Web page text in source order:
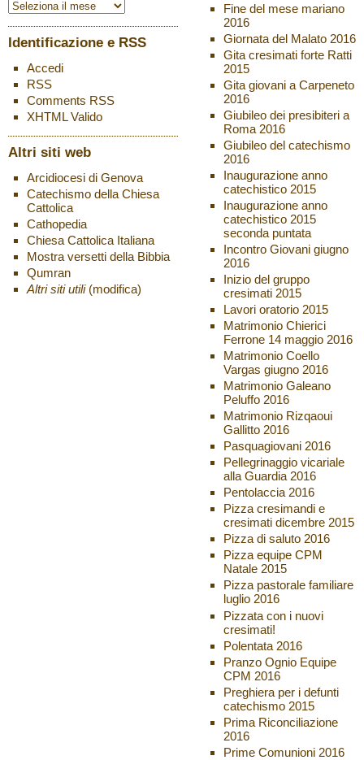
Identificazione e RSS
Accedi
RSS
Comments RSS
XHTMLValido
Altri siti web
Arcidiocesi di Genova
Catechismo della Chiesa
Cattolica
Cathopedia
Chiesa Cattolica Italiana
Mostra versetti della Bibbia
Qumran
Altri siti utili (modifica)
Fine del mese mariano
2016
Giornata del Malato 2016
Gita cresimati forte Ratti
2015
Gita giovani a Carpeneto
2016
Giubileo dei presibiteri a
Roma 2016
Giubileo del catechismo
2016
Inaugurazione anno
catechistico 2015
Inaugurazione anno
catechistico 2015
seconda puntata
Incontro Giovani giugno
2016
Inizio del gruppo
cresimati 2015
Lavori oratorio 2015
Matrimonio Chierici
Ferrone 14 maggio 2016
Matrimonio Coello
Vargas giugno 2016
Matrimonio Galeano
Peluffo 2016
Matrimonio Rizqaoui
Gallitto 2016
Pasquagiovani 2016
Pellegrinaggio vicariale
alla Guardia 2016
Pentolaccia 2016
Pizza cresimandi e
cresimati dicembre 2015
Pizza di saluto 2016
Pizza equipe CPM
Natale 2015
Pizza pastorale familiare
luglio 2016
Pizzata con i nuovi
cresimati!
Polentata 2016
Pranzo Ognio Equipe
CPM 2016
Preghiera per i defunti
catechismo 2015
Prima Riconciliazione
2016
Prime Comunioni 2016